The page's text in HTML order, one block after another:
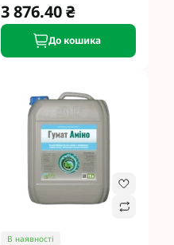
3 876.40 ₴
До кошика
В наявності